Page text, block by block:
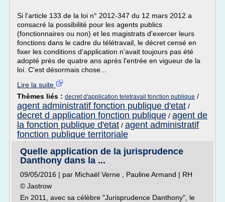
Si l'article 133 de la loi n° 2012-347 du 12 mars 2012 a
consacré la possibilité pour les agents publics
(fonctionnaires ou non) et les magistrats d'exercer leurs
fonctions dans le cadre du télétravail, le décret censé en
fixer les conditions d'application n'avait toujours pas été
adopté près de quatre ans après l'entrée en vigueur de la
loi. C'est désormais chose...
Lire la suite
Thèmes liés : decret d'application teletravail fonction publique /
agent administratif fonction publique d'etat /
decret d application fonction publique / agent de
la fonction publique d'etat / agent administratif
fonction publique territoriale
Quelle application de la jurisprudence
Danthony dans la ...
09/05/2016 | par Michaël Verne , Pauline Armand | RH
© Jastrow
En 2011, avec sa célèbre "Jurisprudence Danthony", le